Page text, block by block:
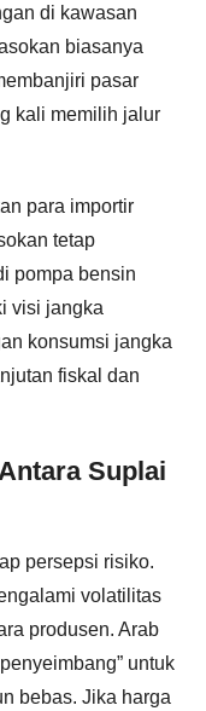
di kawasan
biasanya
pasar
kali memilih jalur
para importir
tetap
pompa bensin
visi jangka
konsumsi jangka
fiskal dan
Suplai
persepsi risiko.
volatilitas
produsen. Arab
untuk
bebas. Jika harga